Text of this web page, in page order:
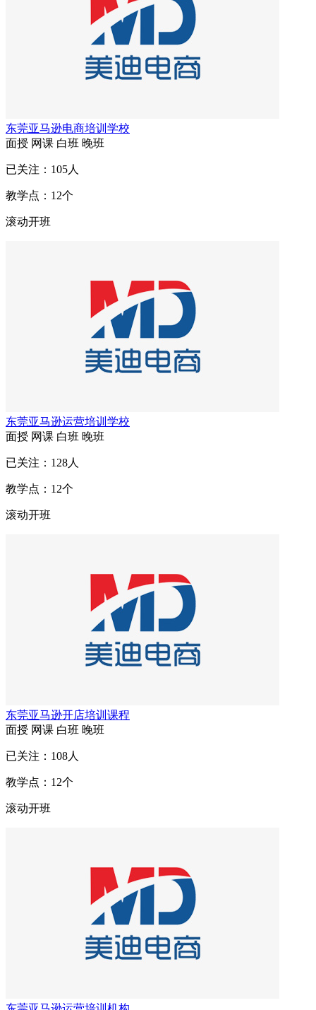
东莞亚马逊电商培训学校
面授 网课 白班 晚班
已关注： 105人
教学点： 12个
滚动开班
东莞亚马逊运营培训学校
面授 网课 白班 晚班
已关注： 128人
教学点： 12个
滚动开班
东莞亚马逊开店培训课程
面授 网课 白班 晚班
已关注： 108人
教学点： 12个
滚动开班